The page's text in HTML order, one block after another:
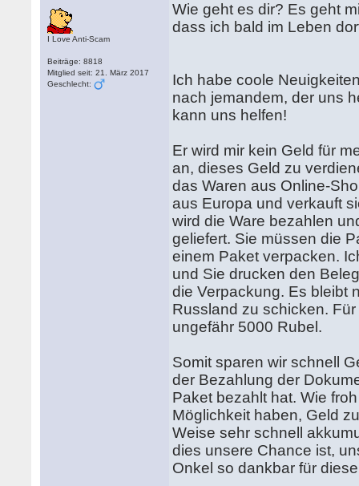
I Love Anti-Scam
Beiträge: 8818
Mitglied seit: 21. März 2017
Geschlecht:
Wie geht es dir? Es geht
dass ich bald im Leben
Ich habe coole
nach jemandem, der uns
kann uns helfen!
Er wird mir kein Geld für
an, dieses Geld zu
das Waren aus Online-
aus Europa und verkauft
wird die Ware bezahlen
geliefert. Sie müssen die
einem Paket verpacken.
und Sie drucken den
die Verpackung. Es bleibt
Russland zu schicken.
ungefähr 5000 Rubel.
Somit sparen wir schnell
der Bezahlung der
Paket bezahlt hat. Wie
Möglichkeit haben, Geld
Weise sehr schnell
dies unsere Chance ist,
Onkel so dankbar für